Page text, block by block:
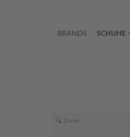
BRANDS SCHUHE
Zoom